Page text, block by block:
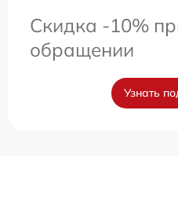
Скидка -10%
обращении
Узнать